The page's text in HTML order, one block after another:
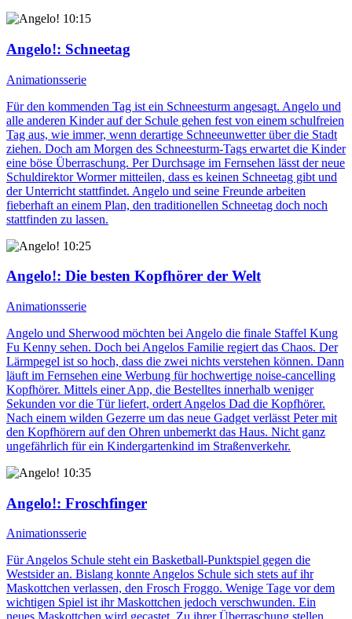
10:15
Angelo!: Schneetag
Animationsserie
Für den kommenden Tag ist ein Schneesturm angesagt. Angelo und
alle anderen Kinder auf der Schule gehen fest von einem schulfreien
Tag aus, wie immer, wenn derartige Schneeunwetter über die Stadt
ziehen. Doch am Morgen des Schneesturm-Tags erwartet die Kinder
eine böse Überraschung. Per Durchsage im Fernsehen lässt der neue
Schuldirektor Wormer mitteilen, dass es keinen Schneetag gibt und
der Unterricht stattfindet. Angelo und seine Freunde arbeiten
fieberhaft an einem Plan, den traditionellen Schneetag doch noch
stattfinden zu lassen.
10:25
Angelo!: Die besten Kopfhörer der Welt
Animationsserie
Angelo und Sherwood möchten bei Angelo die finale Staffel Kung
Fu Kenny sehen. Doch bei Angelos Familie regiert das Chaos. Der
Lärmpegel ist so hoch, dass die zwei nichts verstehen können. Dann
läuft im Fernsehen eine Werbung für hochwertige noise-cancelling
Kopfhörer. Mittels einer App, die Bestelltes innerhalb weniger
Sekunden vor die Tür liefert, ordert Angelos Dad die Kopfhörer.
Nach einem wilden Gezerre um das neue Gadget verlässt Peter mit
den Kopfhörern auf den Ohren unbemerkt das Haus. Nicht ganz
ungefährlich für ein Kindergartenkind im Straßenverkehr.
10:35
Angelo!: Froschfinger
Animationsserie
Für Angelos Schule steht ein Basketball-Punktspiel gegen die
Westsider an. Bislang konnte Angelos Schule sich stets auf ihr
Maskottchen verlassen, den Frosch Froggo. Wenige Tage vor dem
wichtigen Spiel ist ihr Maskottchen jedoch verschwunden. Ein